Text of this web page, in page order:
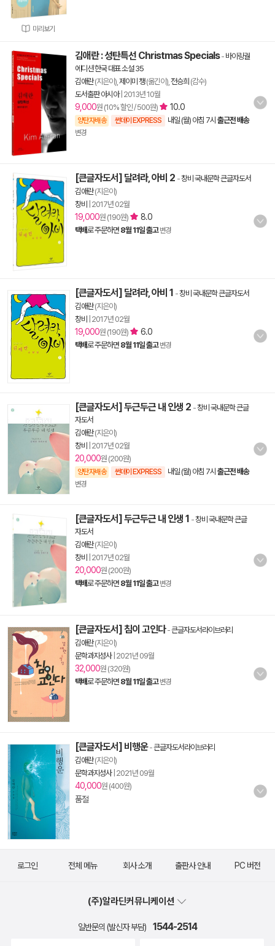
미리보기
김애란 : 성탄특선 Christmas Specials- 바이링궐
에디션 한국 대표 소설 35
김애란(지은이), 제이미 챙(옮긴이), 전승희 (감수)
도서출판 아시아| 2013년 10월
9,000원 (10% 할인 / 500원) 10.0
양탄자배송 썬데이 EXPRESS 내일 (월) 아침 7시 출근전 배송
변경
[큰글자도서] 달려라, 아비 2 -창비 국내문학 큰글자도서
김애란(지은이)
창비
2017년 02월
19,000원 (190원) 8.0
택배로 주문하면 8월 11일 출고 변경
[큰글자도서] 달려라, 아비 1 -창비 국내문학 큰글자도서
김애란(지은이)
창비
2017년 02월
19,000원 (190원) 6.0
택배로 주문하면 8월 11일 출고 변경
[큰글자도서] 두근두근 내 인생 2 -창비 국내문학 큰글
자도서
김애란(지은이)
창비
2017년 02월
20,000원 (200원)
양탄자배송 썬데이 EXPRESS 내일 (월) 아침 7시 출근전 배송
변경
[큰글자도서] 두근두근 내 인생 1 -창비 국내문학 큰글
자도서
김애란(지은이)
창비
2017년 02월
20,000원 (200원)
택배로 주문하면 8월 11일 출고 변경
[큰글자도서] 침이 고인다-큰글자도서라이브러리
김애란(지은이)
문학과지성사| 2021년 09월
32,000원 (320원)
택배로 주문하면 8월 11일 출고 변경
[큰글자도서] 비행운-큰글자도서라이브러리
김애란(지은이)
문학과지성사| 2021년 09월
40,000원 (400원)
품절
로그인 전체 메뉴 회사 소개 출판사 안내 PC 버전
(주)알라딘커뮤니케이션
일반문의 (발신자 부담) 1544-2514